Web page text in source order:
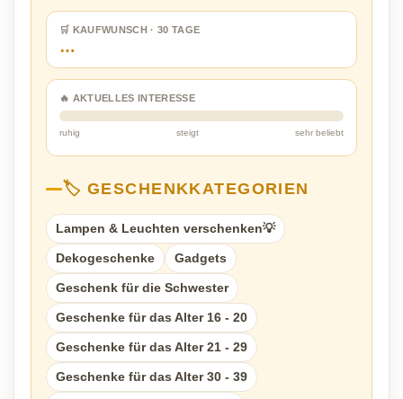
🛒 KAUFWUNSCH · 30 TAGE
…
🔥 AKTUELLES INTERESSE
ruhig steigt sehr beliebt
🏷️ GESCHENKKATEGORIEN
Lampen & Leuchten verschenken💡
Dekogeschenke Gadgets
Geschenk für die Schwester
Geschenke für das Alter 16 - 20
Geschenke für das Alter 21 - 29
Geschenke für das Alter 30 - 39